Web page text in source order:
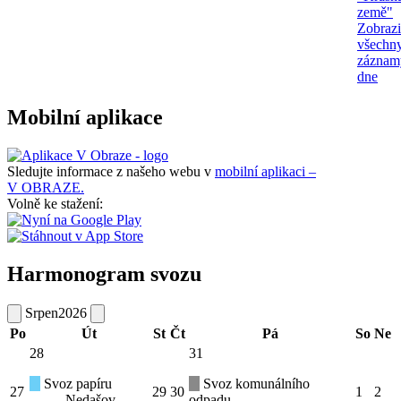
země"
dne
Mobilní aplikace
Sledujte informace z našeho webu v mobilní aplikaci –
V OBRAZE.
Volně ke stažení:
Harmonogram svozu
Srpen2026
Po
Út St Čt Pá So Ne
27
28
Svoz papíru
29 30
31
Svoz komunálního
1 2